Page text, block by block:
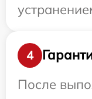
4
После